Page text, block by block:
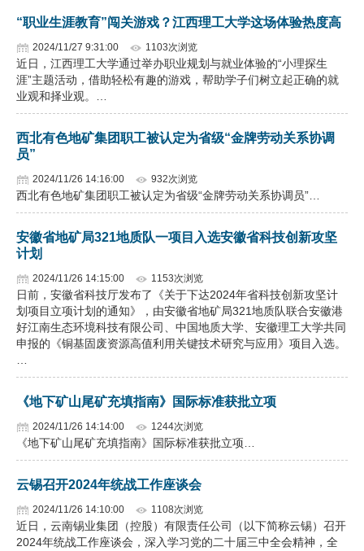
“职业生涯教育”闯关游戏？江西理工大学这场体验热度高
2024/11/27 9:31:00 1103次浏览
近日，江西理工大学通过举办职业规划与就业体验的“小理探生
涯”主题活动，借助轻松有趣的游戏，帮助学子们树立起正确的就
业观和择业观。…
西北有色地矿集团职工被认定为省级“金牌劳动关系协调
员”
2024/11/26 14:16:00 932次浏览
西北有色地矿集团职工被认定为省级“金牌劳动关系协调员”…
安徽省地矿局321地质队一项目入选安徽省科技创新攻坚
计划
2024/11/26 14:15:00 1153次浏览
日前，安徽省科技厅发布了《关于下达2024年省科技创新攻坚计
划项目立项计划的通知》，由安徽省地矿局321地质队联合安徽港
好江南生态环境科技有限公司、中国地质大学、安徽理工大学共同
申报的《铜基固废资源高值利用关键技术研究与应用》项目入选。
《地下矿山尾矿充填指南》国际标准获批立项
2024/11/26 14:14:00 1244次浏览
《地下矿山尾矿充填指南》国际标准获批立项…
云锡召开2024年统战工作座谈会
2024/11/26 14:10:00 1108次浏览
近日，云南锡业集团（控股）有限责任公司（以下简称云锡）召开
2024年统战工作座谈会，深入学习党的二十届三中全会精神，全